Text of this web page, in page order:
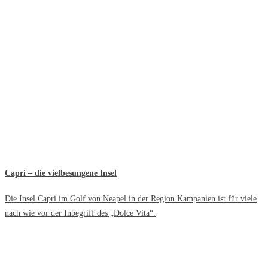
Capri – die vielbesungene Insel
Die Insel Capri im Golf von Neapel in der Region Kampanien ist für viele
nach wie vor der Inbegriff des „Dolce Vita“.